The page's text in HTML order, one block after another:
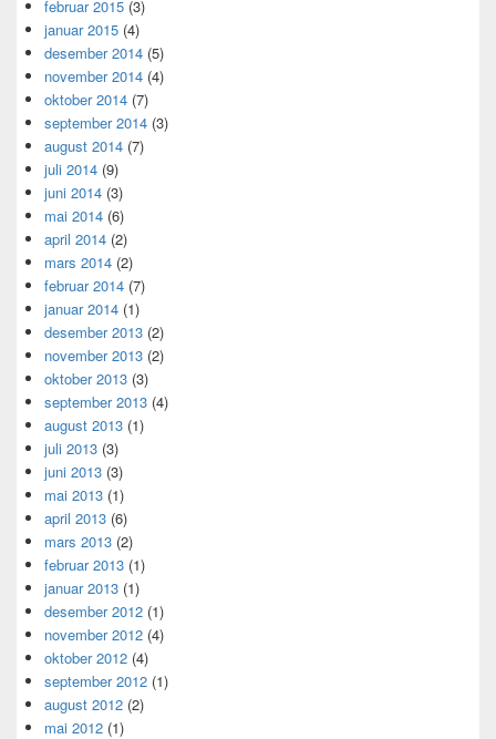
februar 2015 (3)
januar 2015 (4)
desember 2014 (5)
november 2014 (4)
oktober 2014 (7)
september 2014 (3)
august 2014 (7)
juli 2014 (9)
juni 2014 (3)
mai 2014 (6)
april 2014 (2)
mars 2014 (2)
februar 2014 (7)
januar 2014 (1)
desember 2013 (2)
november 2013 (2)
oktober 2013 (3)
september 2013 (4)
august 2013 (1)
juli 2013 (3)
juni 2013 (3)
mai 2013 (1)
april 2013 (6)
mars 2013 (2)
februar 2013 (1)
januar 2013 (1)
desember 2012 (1)
november 2012 (4)
oktober 2012 (4)
september 2012 (1)
august 2012 (2)
mai 2012 (1)